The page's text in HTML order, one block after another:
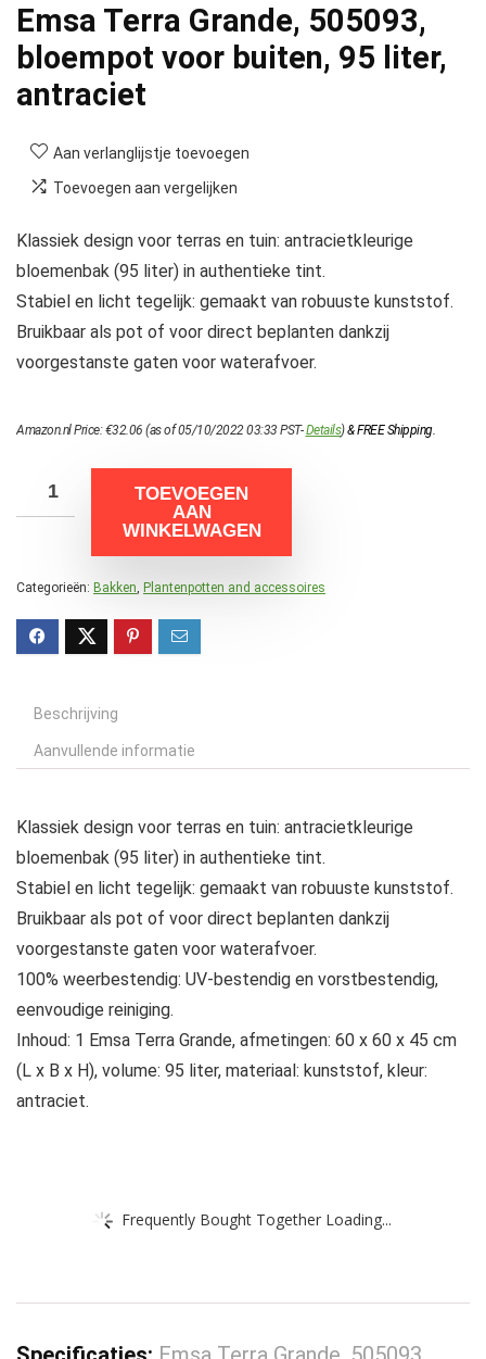
Emsa Terra Grande, 505093,
bloempot voor buiten, 95 liter,
antraciet
Aan verlanglijstje toevoegen
Toevoegen aan vergelijken
Klassiek design voor terras en tuin: antracietkleurige
bloemenbak (95 liter) in authentieke tint.
Stabiel en licht tegelijk: gemaakt van robuuste kunststof.
Bruikbaar als pot of voor direct beplanten dankzij
voorgestanste gaten voor waterafvoer.
Amazon.nl Price:€32.06 (as of 05/10/2022 03:33 PST-Details)&FREE Shipping.
TOEVOEGEN
AAN
WINKELWAGEN
Categorieën: Bakken Plantenpotten and accessoires
Beschrijving
Aanvullende informatie
Klassiek design voor terras en tuin: antracietkleurige
bloemenbak (95 liter) in authentieke tint.
Stabiel en licht tegelijk: gemaakt van robuuste kunststof.
Bruikbaar als pot of voor direct beplanten dankzij
voorgestanste gaten voor waterafvoer.
100% weerbestendig: UV-bestendig en vorstbestendig,
eenvoudige reiniging.
Inhoud: 1 Emsa Terra Grande, afmetingen: 60 x 60 x 45 cm
(L x B x H), volume: 95 liter, materiaal: kunststof, kleur:
antraciet.
Frequently Bought Together Loading...